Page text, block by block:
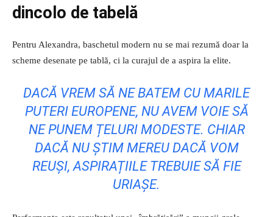
dincolo de tabelă
Pentru Alexandra, baschetul modern nu se mai rezumă doar la
scheme desenate pe tablă, ci la curajul de a aspira la elite.
DACĂ VREM SĂ NE BATEM CU MARILE
PUTERI EUROPENE, NU AVEM VOIE SĂ
NE PUNEM ȚELURI MODESTE. CHIAR
DACĂ NU ȘTIM MEREU DACĂ VOM
REUȘI, ASPIRAȚIILE TREBUIE SĂ FIE
URIAȘE.